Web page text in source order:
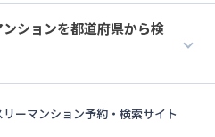
ションを都道府県から検
ーマンション予約・検索サイト